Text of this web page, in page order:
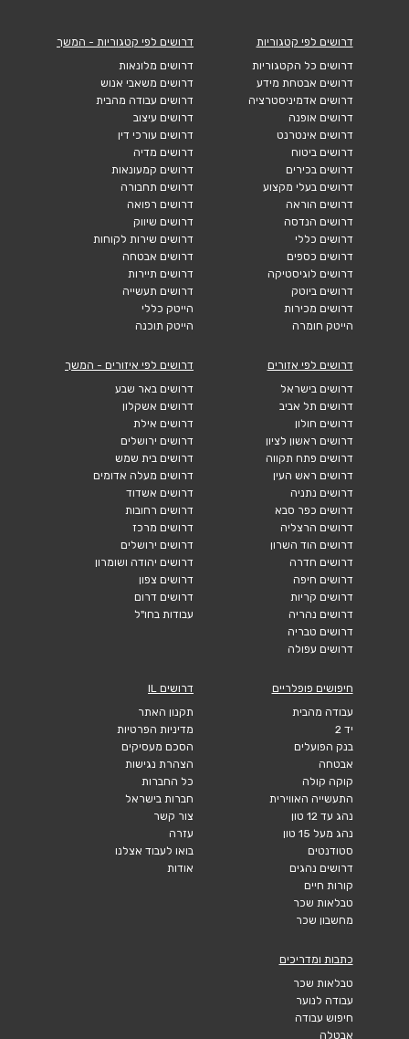
דרושים לפי קטגוריות
דרושים כל הקטגוריות
דרושים אבטחת מידע
דרושים אדמיניסטרציה
דרושים אופנה
דרושים אינטרנט
דרושים ביטוח
דרושים בכירים
דרושים בעלי מקצוע
דרושים הוראה
דרושים הנדסה
דרושים כללי
דרושים כספים
דרושים לוגיסטיקה
דרושים ביוטק
דרושים מכירות
הייטק חומרה
דרושים לפי קטגוריות - המשך
דרושים מלונאות
דרושים משאבי אנוש
דרושים עבודה מהבית
דרושים עיצוב
דרושים עורכי דין
דרושים מדיה
דרושים קמעונאות
דרושים תחבורה
דרושים רפואה
דרושים שיווק
דרושים שירות לקוחות
דרושים אבטחה
דרושים תיירות
דרושים תעשייה
הייטק כללי
הייטק תוכנה
דרושים לפי אזורים
דרושים בישראל
דרושים תל אביב
דרושים חולון
דרושים ראשון לציון
דרושים פתח תקווה
דרושים ראש העין
דרושים נתניה
דרושים כפר סבא
דרושים הרצליה
דרושים הוד השרון
דרושים חדרה
דרושים חיפה
דרושים קריות
דרושים נהריה
דרושים טבריה
דרושים עפולה
דרושים לפי איזורים - המשך
דרושים באר שבע
דרושים אשקלון
דרושים אילת
דרושים ירושלים
דרושים בית שמש
דרושים מעלה אדומים
דרושים אשדוד
דרושים רחובות
דרושים מרכז
דרושים ירושלים
דרושים יהודה ושומרון
דרושים צפון
דרושים דרום
עבודות בחו"ל
חיפושים פופלריים
עבודה מהבית
יד 2
בנק הפועלים
אבטחה
קוקה קולה
התעשייה האווירית
נהג עד 12 טון
נהג מעל 15 טון
סטודנטים
דרושים נהגים
קורות חיים
טבלאות שכר
מחשבון שכר
דרושים IL
תקנון האתר
מדיניות הפרטיות
הסכם מעסיקים
הצהרת נגישות
כל החברות
חברות בישראל
צור קשר
עזרה
בואו לעבוד אצלנו
אודות
כתבות ומדריכים
טבלאות שכר
עבודה לנוער
חיפוש עבודה
אבטלה